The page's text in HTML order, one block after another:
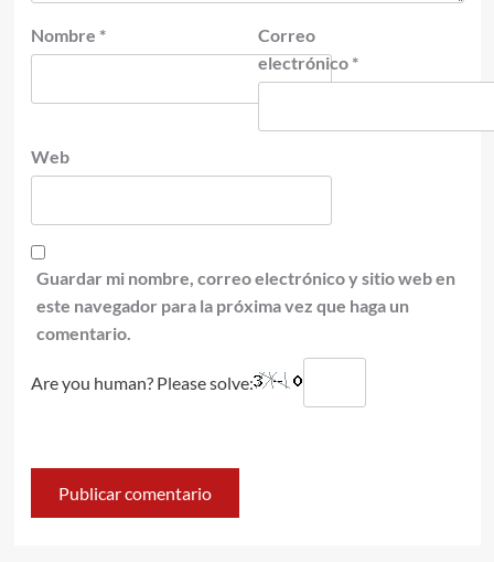
Nombre *
Correo
electrónico *
Web
Guardar mi nombre, correo electrónico y sitio web en
este navegador para la próxima vez que haga un
comentario.
Are you human? Please solve: